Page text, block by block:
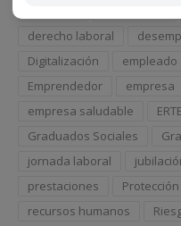
derecho laboral
Digitalización
empleado
Emprendedor
empresa
empresa saludable
ERTE
Graduados Sociales
jornada laboral
prestaciones
recursos humanos